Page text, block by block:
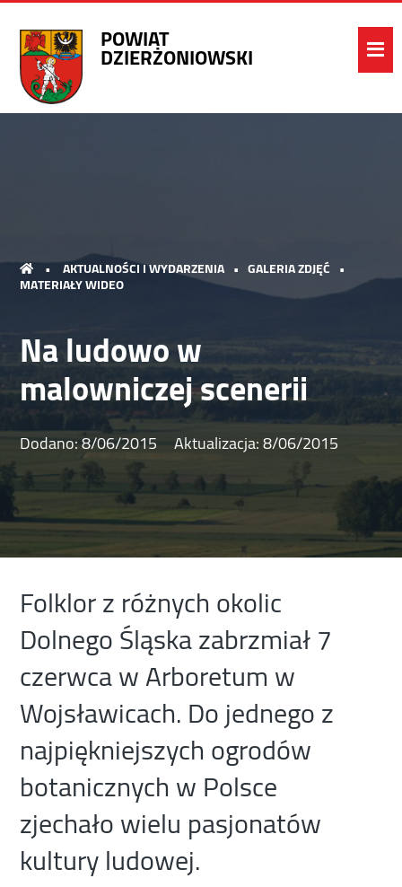
POWIAT
DZIERŻONIOWSKI
• AKTUALNOŚCI I WYDARZENIA • GALERIA ZDJĘĆ •
MATERIAŁY WIDEO
Na ludowo w
malowniczej scenerii
Dodano:8/06/2015 Aktualizacja:8/06/2015
Folklor z różnych okolic
Dolnego Śląska zabrzmiał 7
czerwca w Arboretum w
Wojsławicach. Do jednego z
najpiękniejszych ogrodów
botanicznych w Polsce
zjechało wielu pasjonatów
kultury ludowej.